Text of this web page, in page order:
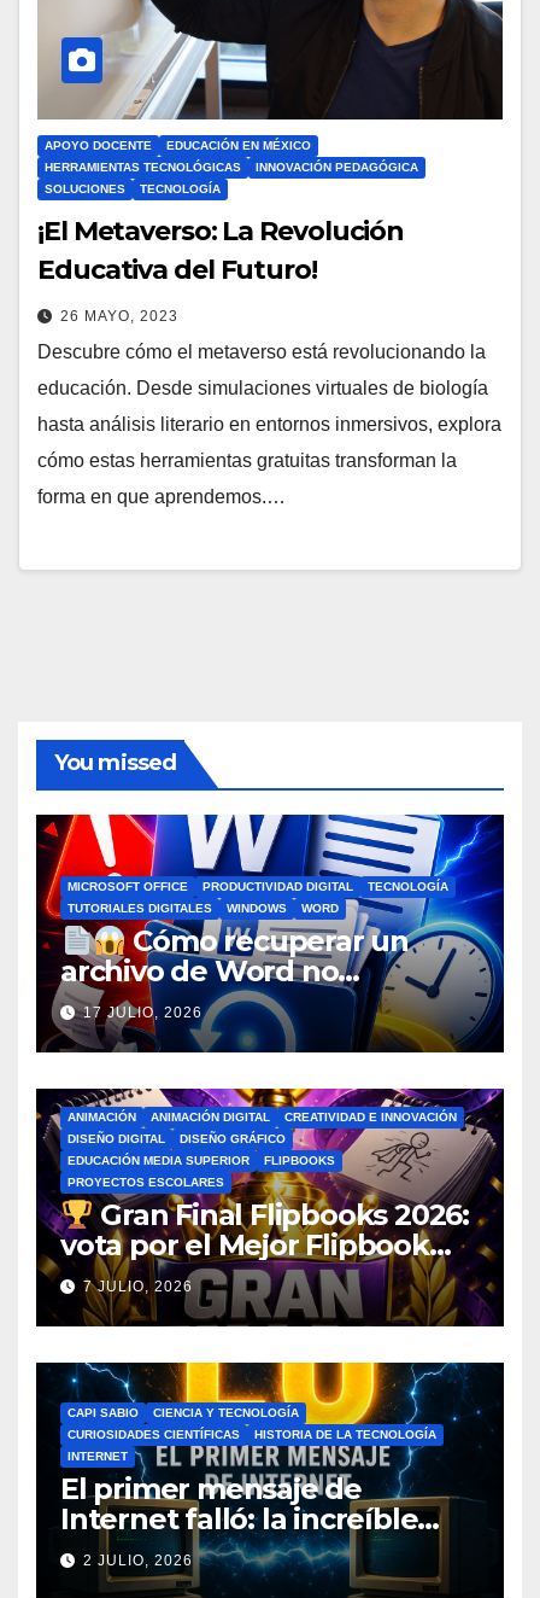
APOYO DOCENTE
EDUCACIÓN EN MÉXICO
HERRAMIENTAS TECNOLÓGICAS
INNOVACIÓN PEDAGÓGICA
SOLUCIONES
TECNOLOGÍA
¡El Metaverso: La Revolución
Educativa del Futuro!
26 MAYO, 2023
Descubre cómo el metaverso está revolucionando la
educación. Desde simulaciones virtuales de biología
hasta análisis literario en entornos inmersivos, explora
cómo estas herramientas gratuitas transforman la
forma en que aprendemos.…
You missed
MICROSOFT OFFICE PRODUCTIVIDAD DIGITAL
TECNOLOGÍA
TUTORIALES DIGITALES
WINDOWS WORD
Cómo recuperar un
archivo de Word no
guardado antes de entrar en
pánico
17 JULIO, 2026
ANIMACIÓN ANIMACIÓN DIGITAL
CREATIVIDAD E INNOVACIÓN
DISEÑO DIGITAL
DISEÑO GRÁFICO
EDUCACIÓN MEDIA SUPERIOR
FLIPBOOKS
PROYECTOS ESCOLARES
Gran Final Flipbooks 2026:
vota por el Mejor Flipbook
del Ciclo Escolar
7 JULIO, 2026
CAPI SABIO
CIENCIA Y TECNOLOGÍA
CURIOSIDADES CIENTÍFICAS
HISTORIA DE LA TECNOLOGÍA
INTERNET
El primer mensaje de
Internet falló: la increíble
historia de ARPANET que
cambió el mundo
2 JULIO, 2026